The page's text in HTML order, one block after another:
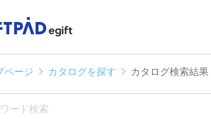
ページ カタログを探す カタログ検索結果